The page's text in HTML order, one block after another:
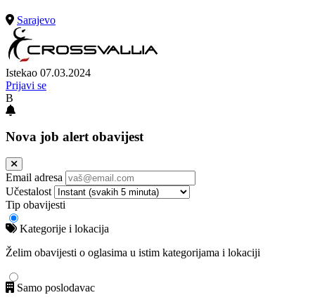
Sarajevo
Istekao 07.03.2024
Prijavi se
B
Nova job alert obavijest
Email adresa
Učestalost
Tip obavijesti
Kategorije i lokacija
Želim obavijesti o oglasima u istim kategorijama i lokaciji
Samo poslodavac